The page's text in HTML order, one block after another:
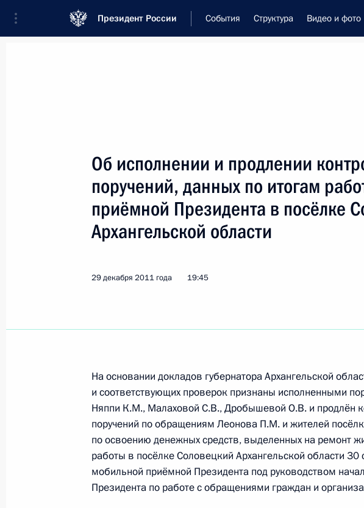
Президент России События Структура Видео и фото
Совещание с членами Совета
8 часовназад
Об исполнении и продлении
поручений, данных по итогам
приёмной Президента в посёлке
Архангельской области
29 декабря 2011 года 19:45
На основании докладов губернатора Архангельской
и соответствующих проверок признаны исполненными
Няппи К.М., Малаховой С.В., Дробышевой О.В. и продлён
поручений по обращениям Леонова П.М. и жителей
по освоению денежных средств, выделенных на ремонт
работы в посёлке Соловецкий Архангельской области 30
мобильной приёмной Президента под руководством
Президента по работе с обращениями граждан и